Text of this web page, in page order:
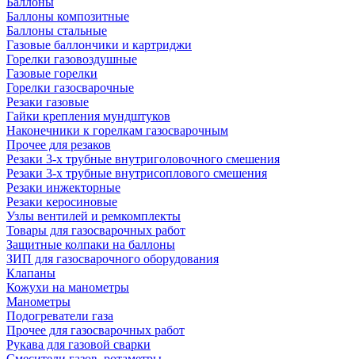
Баллоны композитные
Баллоны стальные
Газовые баллончики и картриджи
Горелки газовоздушные
Газовые горелки
Горелки газосварочные
Резаки газовые
Гайки крепления мундштуков
Наконечники к горелкам газосварочным
Прочее для резаков
Резаки 3-х трубные внутриголовочного смешения
Резаки 3-х трубные внутрисоплового смешения
Резаки инжекторные
Резаки керосиновые
Узлы вентилей и ремкомплекты
Товары для газосварочных работ
Защитные колпаки на баллоны
ЗИП для газосварочного оборудования
Клапаны
Кожухи на манометры
Манометры
Подогреватели газа
Прочее для газосварочных работ
Рукава для газовой сварки